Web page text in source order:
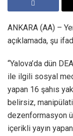
ANKARA (AA) –
açıklamada, şu
“Yalova’da dün
ile ilgili sosyal
yapan 16 şahıs
belirsiz,
dezenformasyon
içerikli yayın